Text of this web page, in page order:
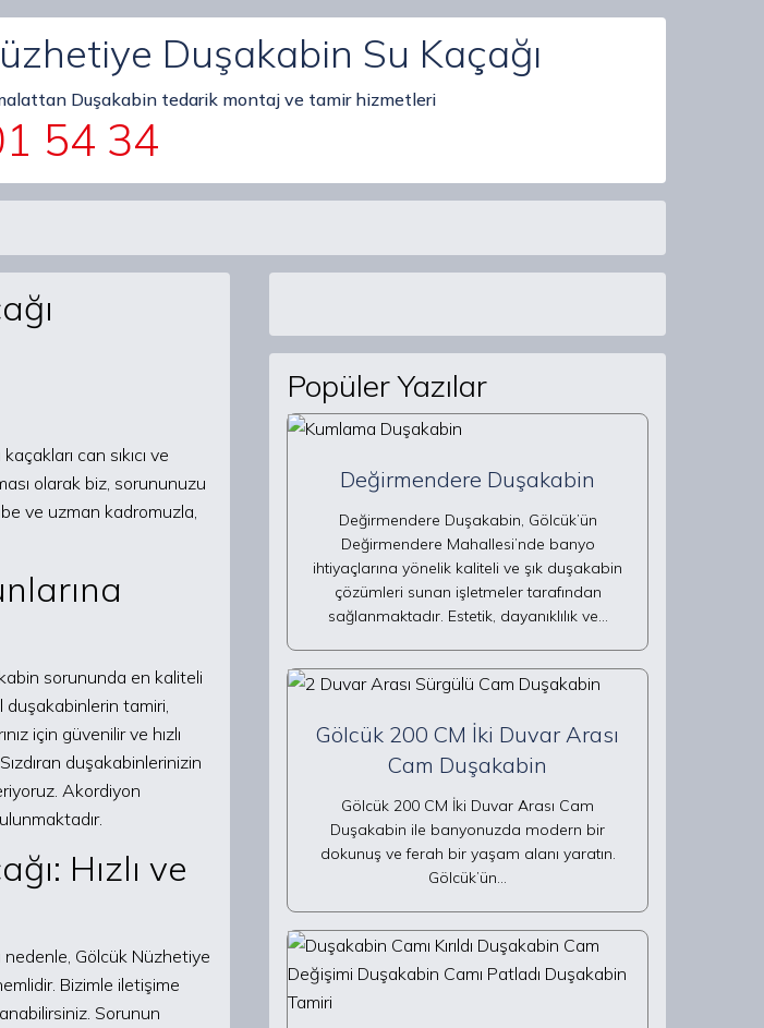
Duşakabin Su Kaçağı
Duşakabin tedarik montaj ve tamir hizmetleri
54 34
can sıkıcı ve
olarak biz, sorununuzu
ve uzman kadromuzla,
sorununda en kaliteli
duşakabinlerin tamiri,
için güvenilir ve hızlı
duşakabinlerinizin
Akordiyon
Hızlı ve
nedenle, Gölcük Nüzhetiye
Bizimle iletişime
Sorunun
Popüler Yazılar
Değirmendere Duşakabin
Değirmendere Duşakabin, Gölcük’ün
Değirmendere Mahallesi’nde banyo
ihtiyaçlarına yönelik kaliteli ve şık duşakabin
çözümleri sunan işletmeler tarafından
sağlanmaktadır. Estetik, dayanıklılık ve…
Gölcük 200 CM İki Duvar Arası
Cam Duşakabin
Gölcük 200 CM İki Duvar Arası Cam
Duşakabin ile banyonuzda modern bir
dokunuş ve ferah bir yaşam alanı yaratın.
Gölcük’ün…